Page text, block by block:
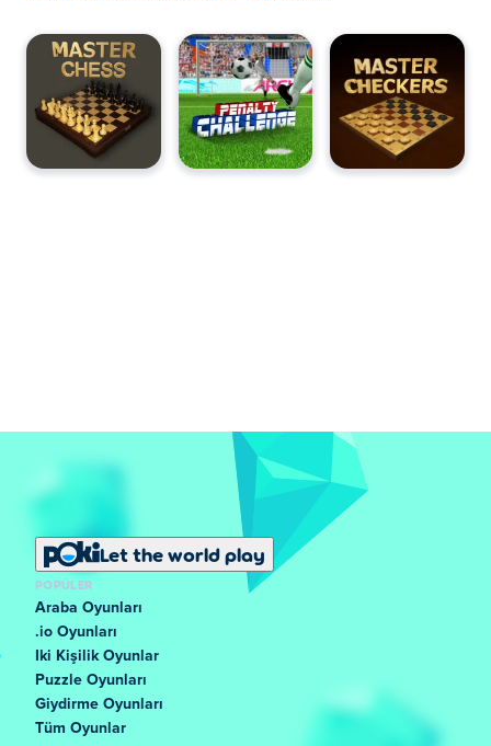
Let the world play
POPÜLER
Araba Oyunları
.io Oyunları
Iki Kişilik Oyunlar
Puzzle Oyunları
Giydirme Oyunları
Tüm Oyunlar